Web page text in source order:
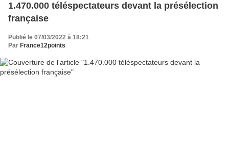
1.470.000 téléspectateurs devant la présélection
française
Publié le 07/03/2022 à 18:21
Par France12points